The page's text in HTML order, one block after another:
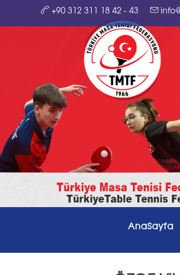
+90 312 311 18 42 - 43
AnaSayfa